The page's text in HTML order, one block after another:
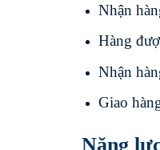
Nhận
Hàng
Nhận
Giao
Năng